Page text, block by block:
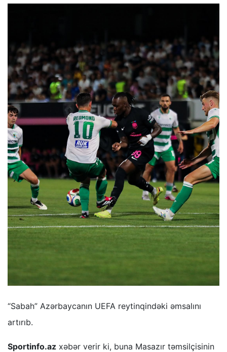
“Sabah” Azərbaycanın UEFA reytinqindəki əmsalını
artırıb.
Sportinfo.az xəbər verir ki, buna Masazır təmsilçisinin